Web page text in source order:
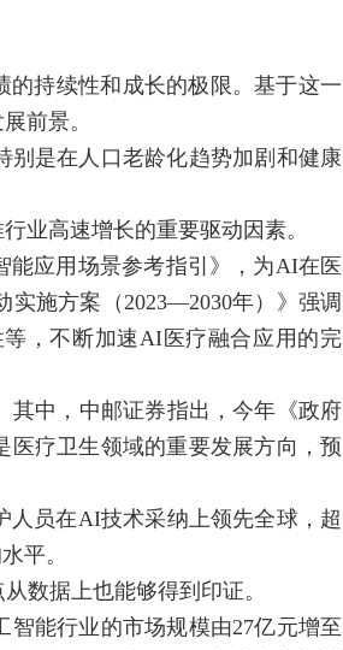
持续性和成长的极限。基于这一
前景。
是在人口老龄化趋势加剧和健康
高速增长的重要驱动因素。
应用场景参考指引》，为AI在医
施方案（2023—2030年）》强调
，不断加速AI医疗融合应用的完
中，中邮证券指出，今年《政府
医疗卫生领域的重要发展方向，预
员在AI技术采纳上领先全球，超
平。
据上也能够得到印证。
能行业的市场规模由27亿元增至